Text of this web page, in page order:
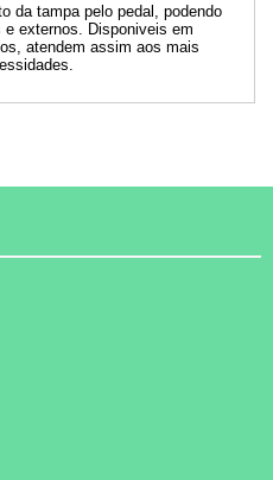
da tampa pelo pedal, podendo
externos. Disponiveis em
atendem assim aos mais